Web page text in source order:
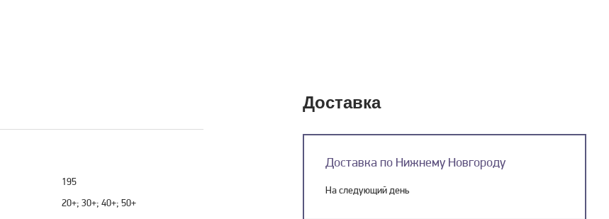
195
20+; 30+; 40+; 50+
Доставка
Доставка по Нижнему Новгороду
На следующий день